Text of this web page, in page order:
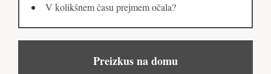
V kolikšnem času prejmem očala?
Preizkus na domu